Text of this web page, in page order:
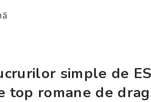
simple de
top romane de